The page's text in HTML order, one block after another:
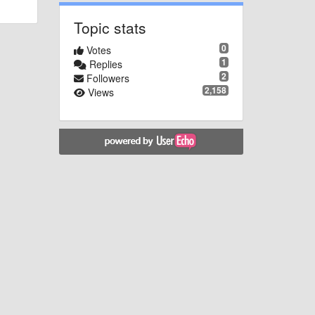
Topic stats
0
Votes
1
Replies
2
Followers
2,158
Views